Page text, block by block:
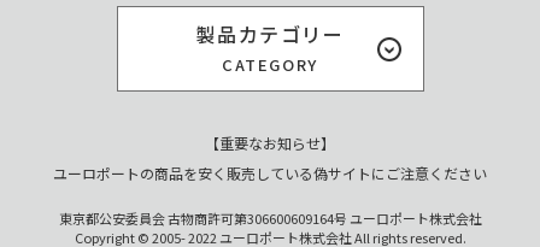
製品カテゴリー
CATEGORY
【重要なお知らせ】
ユーロポートの商品を安く販売している偽サイトにご注意ください
東京都公安委員会 古物商許可第306600609164号 ユーロポート株式会社
Copyright © 2005- 2022 ユーロポート株式会社 All rights reserved.